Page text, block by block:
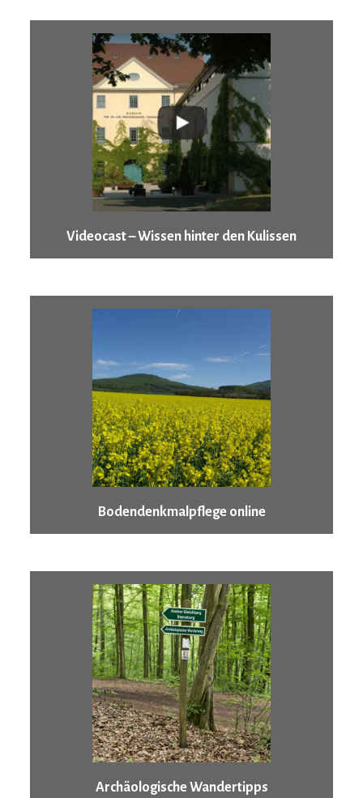
Videocast – Wissen hinter den Kulissen
Bodendenkmalpflege online
Archäologische Wandertipps